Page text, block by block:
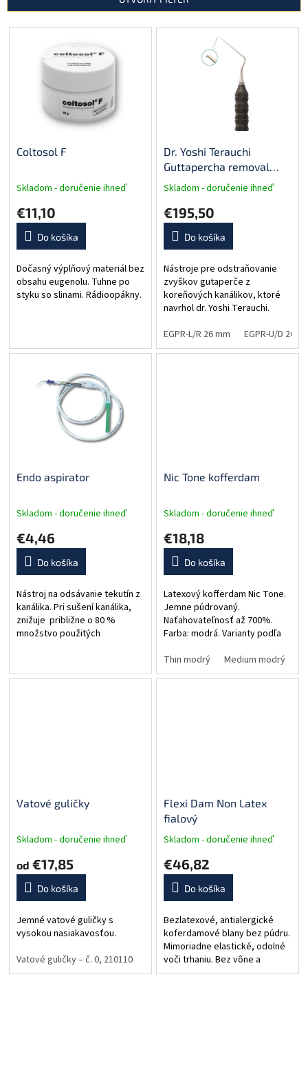
s
p
Coltosol F
Skladom - doručenie ihneď
€11,10
Do košíka
Dočasný výplňový materiál bez
obsahu eugenolu. Tuhne po
styku so slinami. Rádioopákny.
Dr. Yoshi Terauchi
Guttapercha removal
instrument - nástroj na
(TRINOVO PEEK black)
Skladom - doručenie ihneď
€195,50
Do košíka
Nástroje pre odstraňovanie
zvyškov gutaperče z
koreňových kanálikov, ktoré
navrhol dr. Yoshi Terauchi.
stomatológov, ktorí
pravidelne vykonávajú
EGPR-L/R 26 mm EGPR-U/D 26
Endo aspirator
Skladom - doručenie ihneď
€4,46
Do košíka
Nástroj na odsávanie tekutín z
kanálika. Pri sušení kanálika,
znižuje približne o 80 %
množstvo použitých
Nic Tone kofferdam
Skladom - doručenie ihneď
€18,18
Do košíka
Latexový kofferdam Nic Tone.
Jemne púdrovaný.
Naťahovateľnosť až 700%.
Farba: modrá. Varianty podľa
(stredný), Thick (hrubý)
Thin modrý Medium modrý
Vatové guličky
Skladom - doručenie ihneď
od €17,85
Do košíka
Jemné vatové guličky s
vysokou nasiakavosťou.
Vatové guličky – č. 0, 210110
Vatové guličky – č. 00, 210100
Flexi Dam Non Latex
fialový
Skladom - doručenie ihneď
€46,82
Do košíka
Bezlatexové, antialergické
koferdamové blany bez púdru.
Mimoriadne elastické, odolné
voči trhaniu. Bez vône a
zápachu. Rozmery: 150 x 150